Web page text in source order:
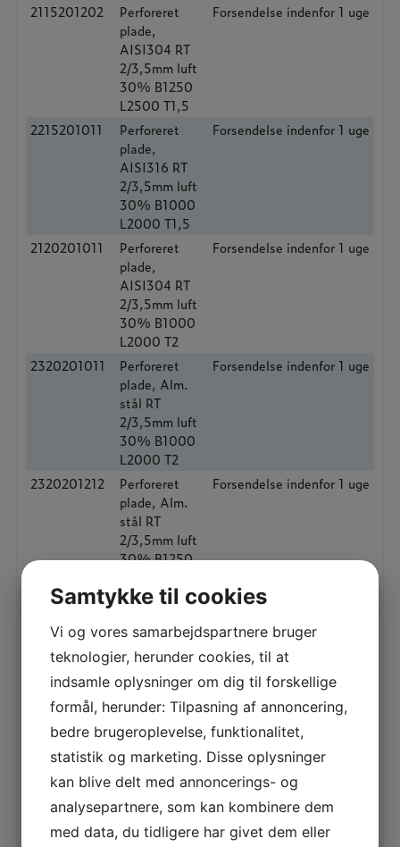
2115201202
Perforeret
plade,
AISI304 RT
2/3,5mm luft
30% B1250
L2500 T1,5
Forsendelse indenfor 1 uge
2215201011
Perforeret
plade,
AISI316 RT
2/3,5mm luft
30% B1000
L2000 T1,5
Forsendelse indenfor 1 uge
2120201011
Perforeret
plade,
AISI304 RT
2/3,5mm luft
30% B1000
L2000 T2
Forsendelse indenfor 1 uge
2320201011
Perforeret
plade, Alm.
stål RT
2/3,5mm luft
30% B1000
L2000 T2
Forsendelse indenfor 1 uge
2320201212
Perforeret
plade, Alm.
stål RT
2/3,5mm luft
30% B1250
Forsendelse indenfor 1 uge
2320221011
Perforeret
stål RT
2,25/4mm
luft 29%
B1000
L2000 T2
Forsendelse indenfor 1 uge
2115251011
Perforeret
plade,
AISI304 RT
2,5/4mm luft
35% B1000
L2000 T1,5
Forsendelse indenfor 1 uge
Samtykke til cookies
Vi og vores samarbejdspartnere bruger
teknologier, herunder cookies, til at
indsamle oplysninger om dig til forskellige
formål, herunder: Tilpasning af annoncering,
bedre brugeroplevelse, funktionalitet,
statistik og marketing. Disse oplysninger
kan blive delt med annoncerings- og
analysepartnere, som kan kombinere dem
med data, du tidligere har givet dem eller